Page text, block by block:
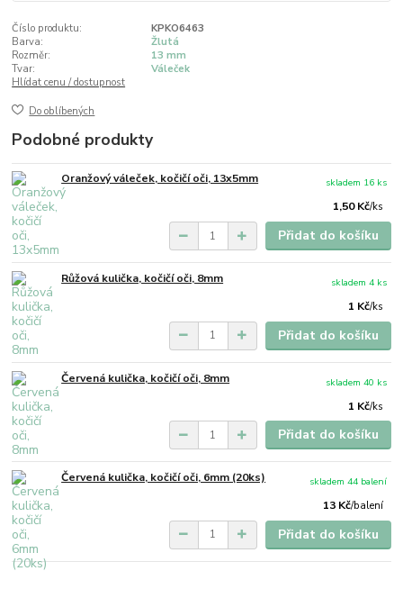
Číslo produktu:
KPKO6463
Barva:
Žlutá
Rozměr:
13 mm
Tvar:
Váleček
Hlídat cenu / dostupnost
Do oblíbených
Podobné produkty
Oranžový váleček, kočičí oči, 13x5mm
1,50 Kč/ks
skladem 16 ks
Přidat do košíku
Růžová kulička, kočičí oči, 8mm
1 Kč/ks
skladem 4 ks
Přidat do košíku
Červená kulička, kočičí oči, 8mm
1 Kč/ks
skladem 40 ks
Přidat do košíku
Červená kulička, kočičí oči, 6mm (20ks)
13 Kč/balení
skladem 44 balení
Přidat do košíku